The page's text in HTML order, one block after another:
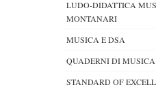
LUDO-DIDATTICA
MONTANARI
MUSICA E DSA
QUADERNI DI MUSICA
STANDARD OF